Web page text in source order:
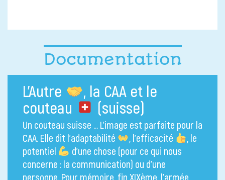
Documentation
L’Autre
, la CAA et le
couteau
(suisse)
Un couteau suisse … L’image est parfaite pour la
CAA. Elle dit l’adaptabilité
, l’efficacité
, le
potentiel
d’une chose (pour ce qui nous
concerne : la communication) ou d’une
personne. Pour mémoire, fin XIXème, l’armée